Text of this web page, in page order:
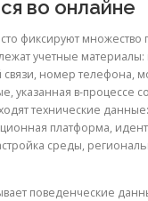
во онлайне
фиксируют множество
учетные материалы:
связи, номер телефона,
указанная в-процессе
технические
платформа,
среды,
поведенческие